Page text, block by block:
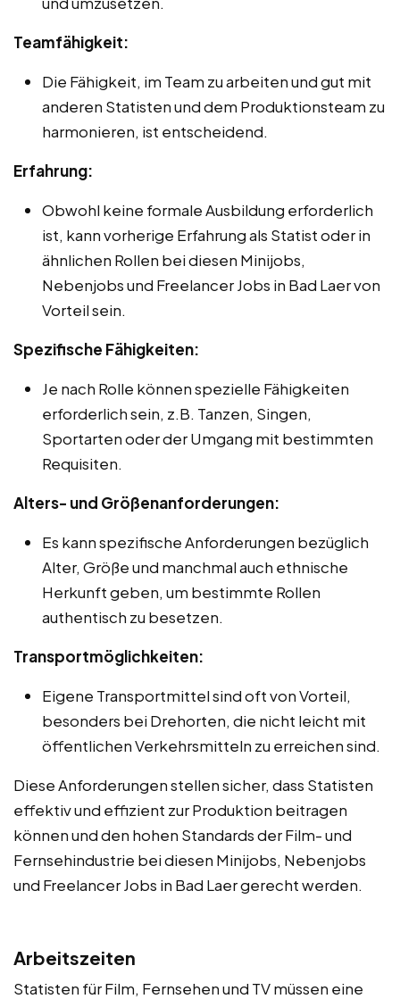
Teamfähigkeit:
Die Fähigkeit, im Team zu arbeiten und gut mit
anderen Statisten und dem Produktionsteam zu
harmonieren, ist entscheidend.
Erfahrung:
Obwohl keine formale Ausbildung erforderlich
ist, kann vorherige Erfahrung als Statist oder in
ähnlichen Rollen bei diesen Minijobs,
Nebenjobs und Freelancer Jobs in Bad Laer von
Vorteil sein.
Spezifische Fähigkeiten:
Je nach Rolle können spezielle Fähigkeiten
erforderlich sein, z.B. Tanzen, Singen,
Sportarten oder der Umgang mit bestimmten
Requisiten.
Alters- und Größenanforderungen:
Es kann spezifische Anforderungen bezüglich
Alter, Größe und manchmal auch ethnische
Herkunft geben, um bestimmte Rollen
authentisch zu besetzen.
Transportmöglichkeiten:
Eigene Transportmittel sind oft von Vorteil,
besonders bei Drehorten, die nicht leicht mit
öffentlichen Verkehrsmitteln zu erreichen sind.
Diese Anforderungen stellen sicher, dass Statisten
effektiv und effizient zur Produktion beitragen
können und den hohen Standards der Film- und
Fernsehindustrie bei diesen Minijobs, Nebenjobs
und Freelancer Jobs in Bad Laer gerecht werden.
Arbeitszeiten
Statisten für Film, Fernsehen und TV müssen eine